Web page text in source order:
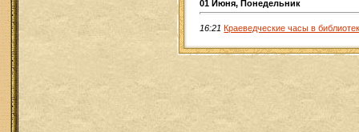
01 Июня, Понедельник
16:21 Краеведческие часы в